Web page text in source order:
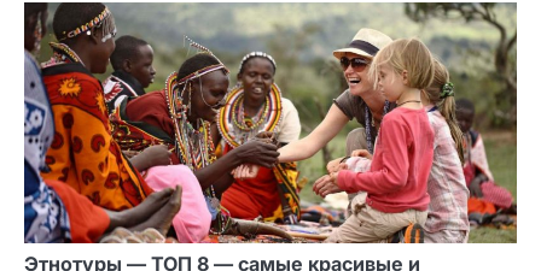
Этнотуры — ТОП 8 — самые красивые и